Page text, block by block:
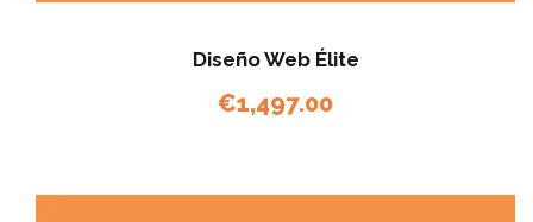
Diseño Web Élite
€1,497.00